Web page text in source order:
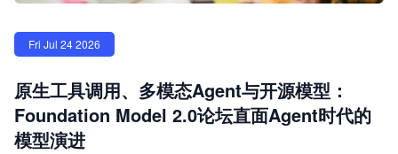
Fri Jul 24 2026
原生工具调用、多模态Agent与开源模型：
Foundation Model 2.0论坛直面Agent时代的
模型演进